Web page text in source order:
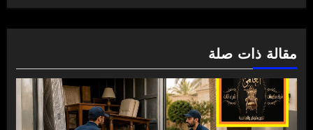
مقالة ذات صلة